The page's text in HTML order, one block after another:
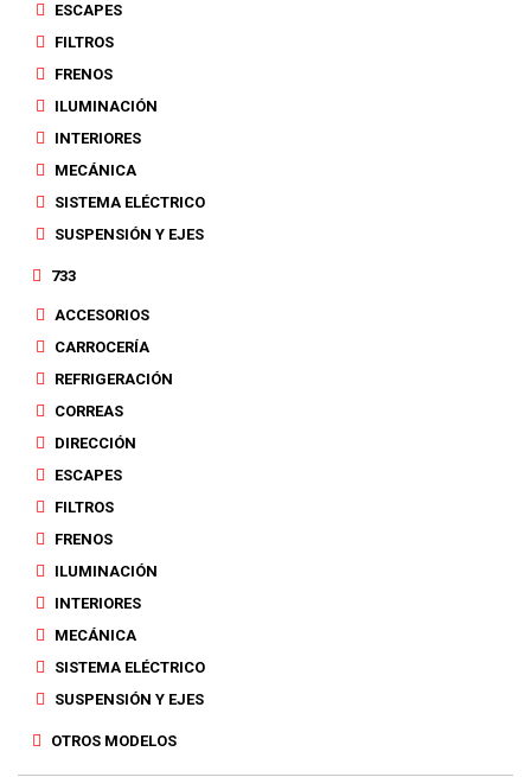
ESCAPES
FILTROS
FRENOS
ILUMINACIÓN
INTERIORES
MECÁNICA
SISTEMA ELÉCTRICO
SUSPENSIÓN Y EJES
733
ACCESORIOS
CARROCERÍA
REFRIGERACIÓN
CORREAS
DIRECCIÓN
ESCAPES
FILTROS
FRENOS
ILUMINACIÓN
INTERIORES
MECÁNICA
SISTEMA ELÉCTRICO
SUSPENSIÓN Y EJES
OTROS MODELOS